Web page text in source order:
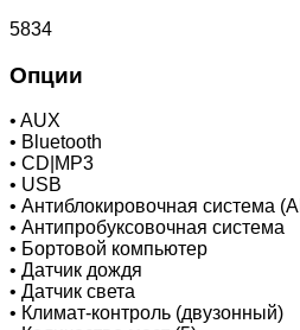
5834
Опции
• AUX
• Bluetooth
• CD|MP3
• USB
• Антиблокировочная система
• Антипробуксовочная система
• Бортовой компьютер
• Датчик дождя
• Датчик света
• Климат-контроль (двузонный)